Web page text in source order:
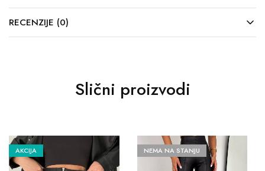
RECENZIJE (0)
Slični proizvodi
AKCIJA NEMA NA STANJU